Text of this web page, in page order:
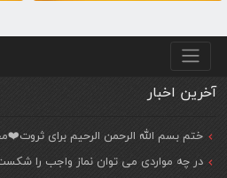
منو پایین
آخرین اخبار
ختم بسم الله الرحمن الرحیم برای
در چه مواردی می توان نماز واجب را